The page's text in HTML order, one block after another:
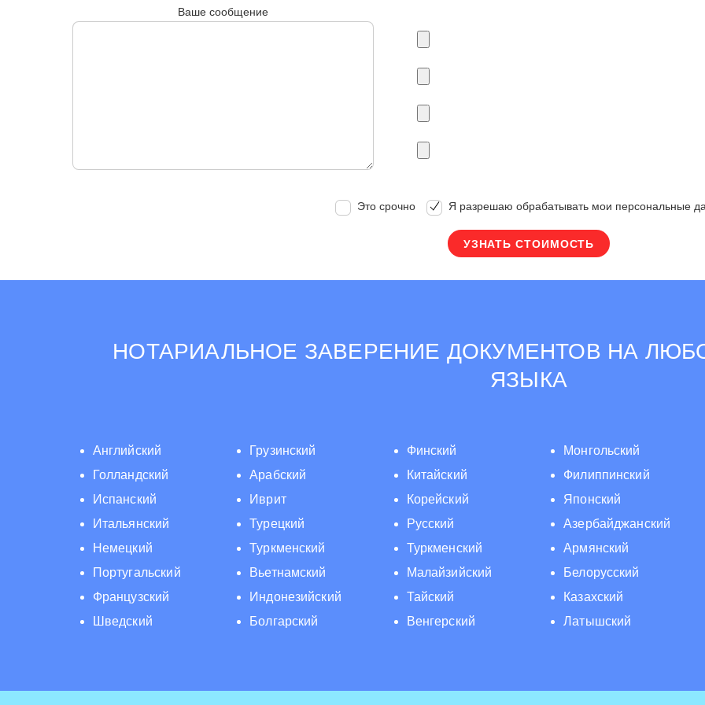
Ваше сообщение
Это срочно Я разрешаю обрабатывать мои персональные
НОТАРИАЛЬНОЕ ЗАВЕРЕНИЕ ДОКУМЕНТОВ НА
ЯЗЫКА
Английский
Голландский
Испанский
Итальянский
Немецкий
Португальский
Французский
Шведский
Грузинский
Арабский
Иврит
Турецкий
Туркменский
Вьетнамский
Индонезийский
Болгарский
Финский
Китайский
Корейский
Русский
Туркменский
Малайзийский
Тайский
Венгерский
Монгольский
Филиппинский
Японский
Азербайджанский
Армянский
Белорусский
Казахский
Латышский